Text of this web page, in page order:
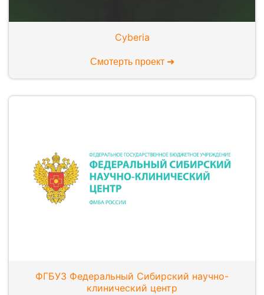
Cyberia
Смотерть проект ➜
ФГБУЗ Федеральный Сибирский научно-
клинический центр